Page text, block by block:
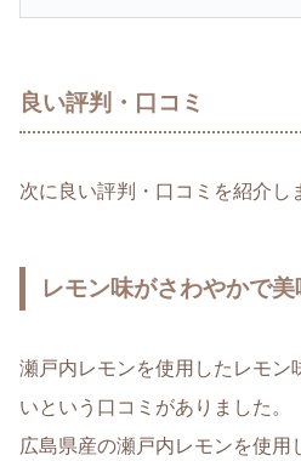
良い評判・口コミ
次に良い評判・口コミを紹介し
レモン味がさわやかで
瀬戸内レモンを使用したレモン
いという口コミがありました。
広島県産の瀬戸内レモンを使用